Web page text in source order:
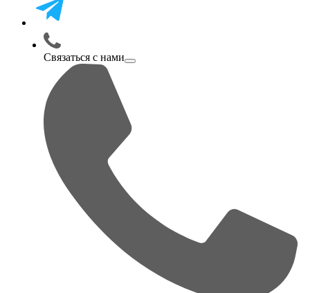
Связаться с нами